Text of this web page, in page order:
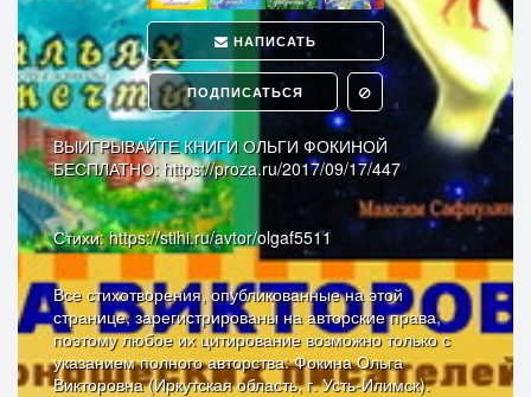
НАПИСАТЬ
ПОДПИСАТЬСЯ
ВЫИГРЫВАЙТЕ КНИГИ ОЛЬГИ ФОКИНОЙ
БЕСПЛАТНО: https://proza.ru/2017/09/17/447
Стихи: https://stihi.ru/avtor/olgaf5511
Все стихотворения, опубликованные на этой
странице, зарегистрированы на авторские права,
поэтому любое их цитирование возможно только с
указанием полного авторства: Фокина Ольга
Викторовна (Иркутская область, г. Усть-Илимск).